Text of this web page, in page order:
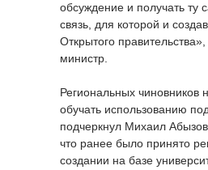
обсуждение и получать ту
связь, для которой и
Открытого
министр.
Региональных чиновников
обучать использованию
подчеркнул Михаил
что ранее было принято
создании на базе